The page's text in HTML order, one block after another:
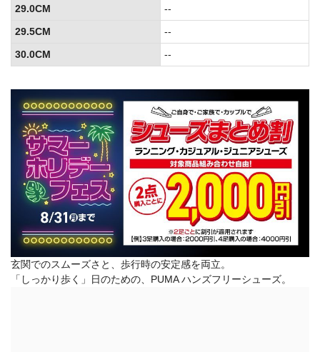
玄関でのスムーズさと、歩行時の安定感を両立。
「しっかり歩く」日のための、PUMA ハンズフリーシューズ。
29.0CM
--
29.5CM
--
30.0CM
--